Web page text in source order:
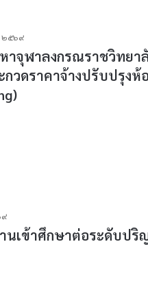
๒๕๖๙
จุฬาลงกรณราชวิทยา
วดราคาจ้างปรับปรุงห้
๙
นเข้าศึกษาต่อระดับป